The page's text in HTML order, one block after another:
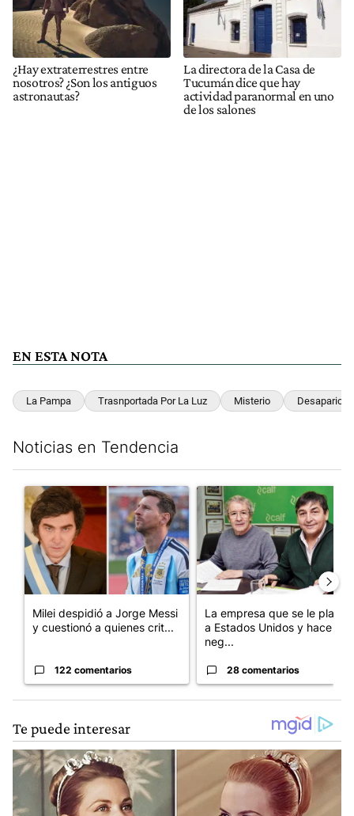
¿Hay extraterrestres entre
nosotros? ¿Son los antiguos
astronautas?
La directora de la Casa de
Tucumán dice que hay
actividad paranormal en uno
de los salones
EN ESTA NOTA
La Pampa Trasnportada Por La Luz Misterio
Noticias en Tendencia
Un artículo de tendencia con el título "Milei despidió a Jorge
Milei despidió a Jorge Messi
y cuestionó a quienes crit...
122 comentarios
Un artículo de tendencia con
La empresa que se le plantó
a Estados Unidos y hace
neg...
28 comentarios